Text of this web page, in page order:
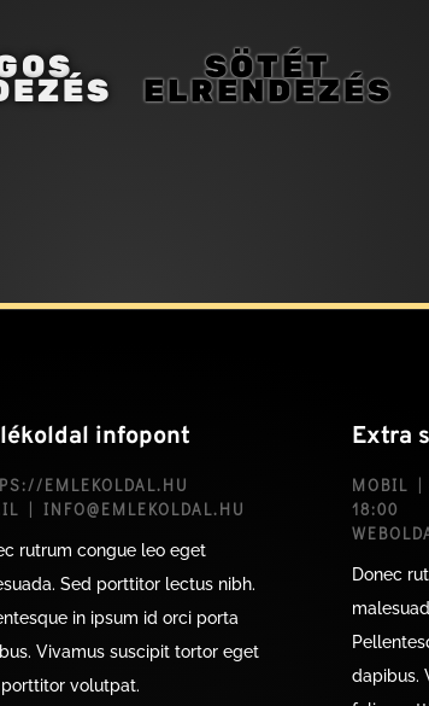
SÖTÉT
ELRENDEZÉS
infopont
EMLEKOLDAL.HU
| INFO@EMLEKOLDAL.HU
rutrum congue leo eget
Sed porttitor lectus nibh.
in ipsum id orci porta
Vivamus suscipit tortor eget
volutpat.
Extra
MOBIL
18:00
Donec
dapibus.